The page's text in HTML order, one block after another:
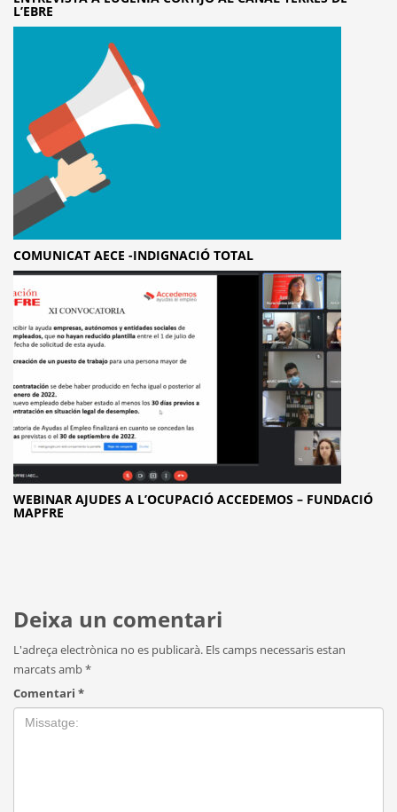
L’EBRE
COMUNICAT AECE -INDIGNACIÓ TOTAL
WEBINAR AJUDES A L’OCUPACIÓ ACCEDEMOS – FUNDACIÓ
MAPFRE
Deixa un comentari
L'adreça electrònica no es publicarà. Els camps necessaris estan
marcats amb*
Comentari *